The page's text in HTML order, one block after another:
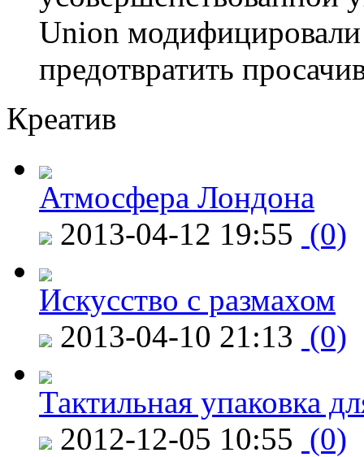
Union модифицировали
предотвратить
Креатив
Атмосфера Лондона
2013-04-12 19:55 (0)
Искусство с размахом
2013-04-10 21:13 (0)
Тактильная упаковка
2012-12-05 10:55 (0)